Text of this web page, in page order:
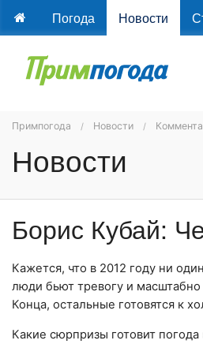
Погода Новости
Примпогода Новости
Новости
Борис Кубай:
Кажется, что в 2012 году ни
люди бьют тревогу и
Конца, остальные готовятся к
Какие сюрпризы готовит